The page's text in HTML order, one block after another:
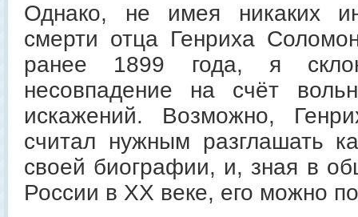
Однако, не имея никаких
смерти отца Генриха
ранее 1899 года, я
несовпадение на счёт
искажений. Возможно,
считал нужным разглашать
своей биографии, и, зная в
России в XX веке, его можно